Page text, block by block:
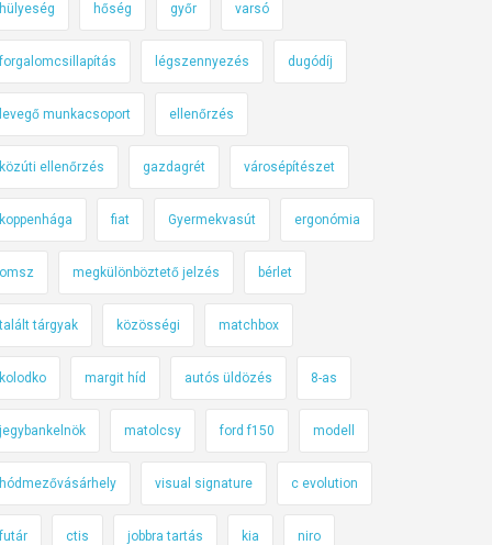
hülyeség hőség győr varsó
forgalomcsillapítás légszennyezés dugódíj
levegő munkacsoport ellenőrzés
közúti ellenőrzés gazdagrét városépítészet
koppenhága fiat Gyermekvasút ergonómia
omsz megkülönböztető jelzés bérlet
talált tárgyak közösségi matchbox
kolodko margit híd autós üldözés 8-as
jegybankelnök matolcsy ford f150 modell
hódmezővásárhely visual signature c evolution
futár ctis jobbra tartás kia niro